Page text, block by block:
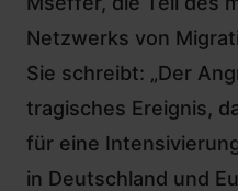
Netzwerks von
Sie schreibt: „Der
tragisches Ereignis,
für eine
in Deutschland und